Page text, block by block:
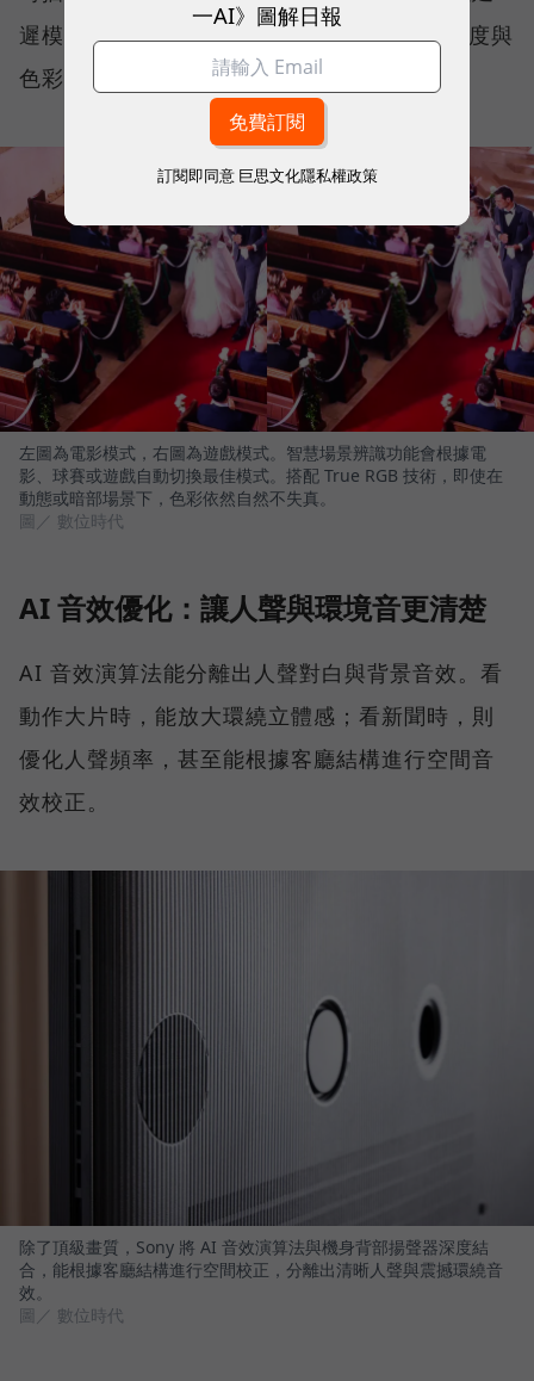
遲模式。在不同場景轉換時，True RGB 讓亮度與
色彩對比表現依然精準自然。
左圖為電影模式，右圖為遊戲模式。智慧場景辨識功能會根據電
影、球賽或遊戲自動切換最佳模式。搭配 True RGB 技術，即使在
動態或暗部場景下，色彩依然自然不失真。
圖／ 數位時代
AI 音效優化：讓人聲與環境音更清楚
AI 音效演算法能分離出人聲對白與背景音效。看
動作大片時，能放大環繞立體感；看新聞時，則
優化人聲頻率，甚至能根據客廳結構進行空間音
效校正。
除了頂級畫質，Sony 將 AI 音效演算法與機身背部揚聲器深度結
合，能根據客廳結構進行空間校正，分離出清晰人聲與震撼環繞音
效。
圖／ 數位時代
一AI》圖解日報
訂閱即同意 巨思文化隱私權政策